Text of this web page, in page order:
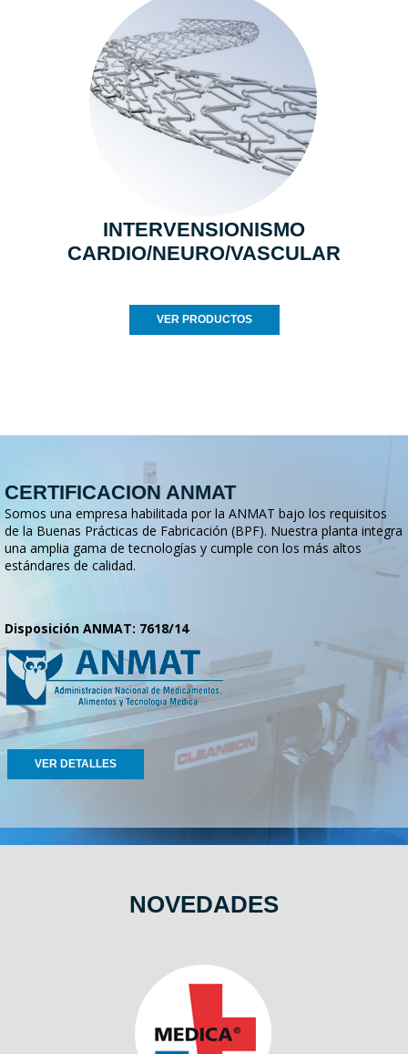
INTERVENSIONISMO
CARDIO/NEURO/VASCULAR
VER PRODUCTOS
CERTIFICACION ANMAT
Somos una empresa habilitada por la ANMAT bajo los requisitos
de la Buenas Prácticas de Fabricación (BPF). Nuestra planta integra
una amplia gama de tecnologías y cumple con los más altos
estándares de calidad.
Disposición ANMAT: 7618/14
VER DETALLES
NOVEDADES